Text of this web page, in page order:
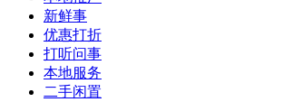
新鲜事
优惠打折
打听问事
本地服务
二手闲置